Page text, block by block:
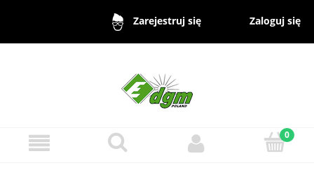
Zarejestruj się Zaloguj się